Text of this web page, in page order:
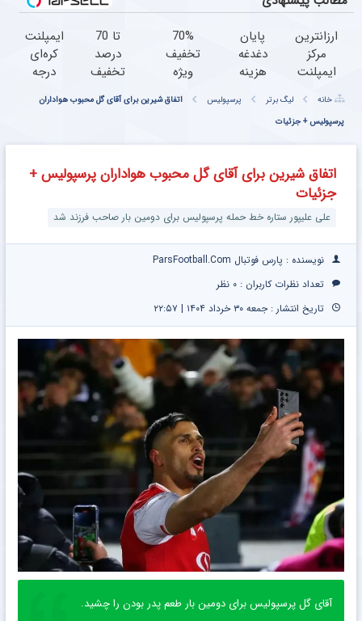
ارزانترین
مرکز
ایمپلنت
با
بهترین
کیفیت و
پایان
دغدغه
هزینه
دندان
با پک
کننده
70%
تخفیف
ویژه
وست
خرید
قسطه
تا 70
درصد
تخفیف
محصولات
جین
خرید در 4
ایمپلنت
کره‌ای
درجه
تومن
خانه لیگ برتر پرسپولیس
اتفاق شیرین برای آقای گل محبوب هواداران
پرسپولیس + جزئیات
اتفاق شیرین برای آقای گل محبوب هواداران پرسپولیس +
جزئیات
علی علیپور ستاره خط حمله پرسپولیس برای دومین بار صاحب فرزند شد
نویسنده : پارس فوتبال ParsFootball.Com
تعداد نظرات کاربران : ۰ نظر
تاریخ انتشار : جمعه ۳۰ خرداد ۱۴۰۴ | ۲۲:۵۷
آقای گل پرسپولیس برای دومین بار طعم پدر بودن را چشید.